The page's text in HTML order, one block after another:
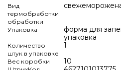
Вид
термобработки
обработки
Упаковка
форма для
упаковка
Количество
штук в упаковке
1
Вес коробки 10